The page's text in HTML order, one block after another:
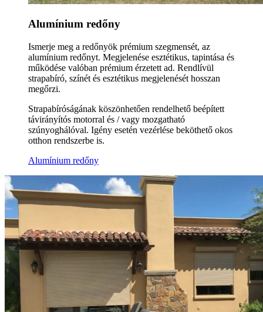
Alumínium redőny
Ismerje meg a redőnyök prémium szegmensét, az
alumínium redőnyt. Megjelenése esztétikus, tapintása és
működése valóban prémium érzetett ad. Rendlívül
strapabíró, színét és esztétikus megjelenését hosszan
megőrzi.
Strapabíróságának köszönhetően rendelhető beépített
távirányítós motorral és / vagy mozgatható
szúnyoghálóval. Igény esetén vezérlése beköthető okos
otthon rendszerbe is.
Alumínium redőny